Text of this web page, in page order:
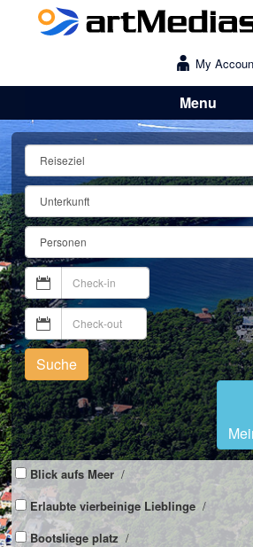
My
Menu
Suche
Blick aufs Meer /
Erlaubte vierbeinige Lieblinge /
Bootsliege platz/